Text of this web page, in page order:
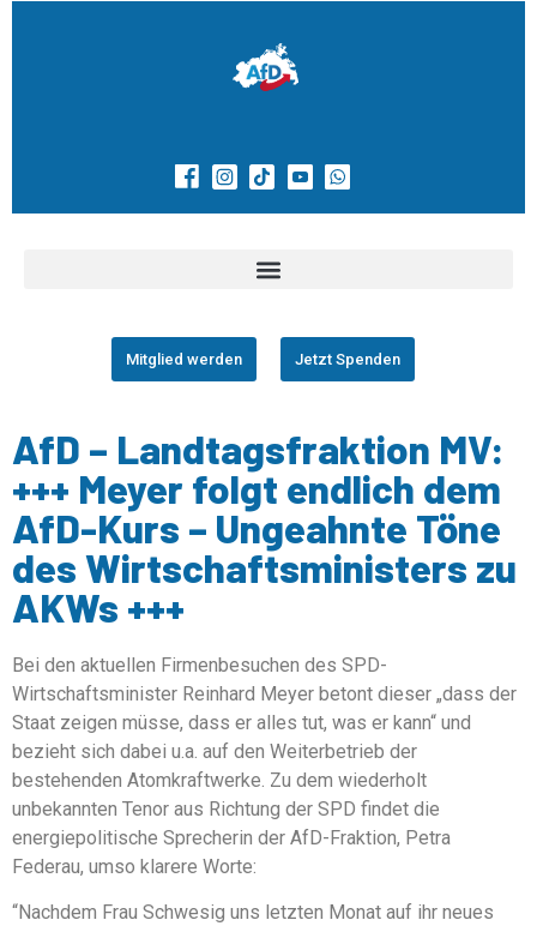
Mitglied werden Jetzt Spenden
AfD – Landtagsfraktion MV:
+++ Meyer folgt endlich dem
AfD-Kurs – Ungeahnte Töne
des Wirtschaftsministers zu
AKWs +++
Bei den aktuellen Firmenbesuchen des SPD-
Wirtschaftsminister Reinhard Meyer betont dieser „dass der
Staat zeigen müsse, dass er alles tut, was er kann“ und
bezieht sich dabei u.a. auf den Weiterbetrieb der
bestehenden Atomkraftwerke. Zu dem wiederholt
unbekannten Tenor aus Richtung der SPD findet die
energiepolitische Sprecherin der AfD-Fraktion, Petra
Federau, umso klarere Worte:
“Nachdem Frau Schwesig uns letzten Monat auf ihr neues